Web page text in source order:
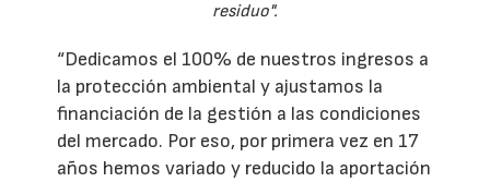
residuo".
“Dedicamos el 100% de nuestros ingresos a
la protección ambiental y ajustamos la
financiación de la gestión a las condiciones
del mercado. Por eso, por primera vez en 17
años hemos variado y reducido la aportación